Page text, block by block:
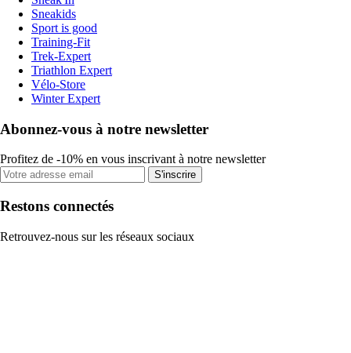
Sneakids
Sport is good
Training-Fit
Trek-Expert
Triathlon Expert
Vélo-Store
Winter Expert
Abonnez-vous à notre newsletter
Profitez de -10% en vous inscrivant à notre newsletter
S'inscrire
Restons connectés
Retrouvez-nous sur les réseaux sociaux